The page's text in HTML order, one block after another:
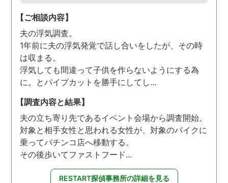
【ご相談内容】
夫の浮気調査。
1年前に夫の浮気発覚で話し合いをしたが、その時
は収まる。
浮気しても間違って子供を作らないようにする為
に。とパイプカットを勝手にしてし...
【調査内容と結果】
夫の立ち寄り先であるイベント会場から調査開始。
対象と相手女性と思われる女性が、対象のバイクに
乗ってパチンコ店へ移動する。
その後歩いてファストフード...
RESTART探偵事務所の詳細を見る